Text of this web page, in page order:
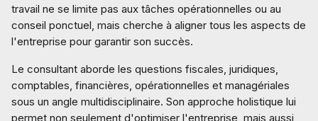
travail ne se limite pas aux tâches opérationnelles ou au
conseil ponctuel, mais cherche à aligner tous les aspects de
l'entreprise pour garantir son succès.
Le consultant aborde les questions fiscales, juridiques,
comptables, financières, opérationnelles et managériales
sous un angle multidisciplinaire. Son approche holistique lui
permet non seulement d'optimiser l'entreprise, mais aussi